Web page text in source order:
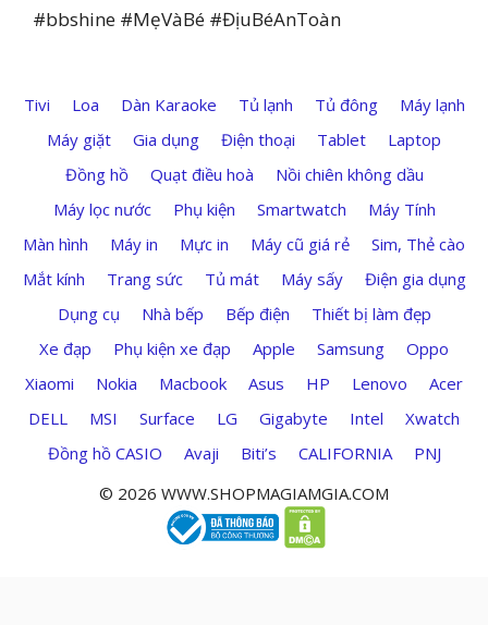
#bbshine #MẹVàBé #ĐịuBéAnToàn
Tivi Loa Dàn Karaoke Tủ lạnh Tủ đông
Máy lạnh
Máy giặt
Gia dụng Điện thoại Tablet
Laptop
Đồng hồ
Quạt điều hoà
Nồi chiên không dầu
Máy lọc nước
Phụ kiện Smartwatch
Máy Tính
Màn hình
Máy in Mực in Máy cũ giá rẻ
Sim, Thẻ cào
Mắt kính
Trang sức Tủ mát Máy sấy
Điện gia dụng
Dụng cụ
Nhà bếp Bếp điện
Thiết bị làm đẹp
Xe đạp
Phụ kiện xe đạp Apple Samsung
Oppo
Xiaomi
Nokia Macbook Asus HP Lenovo
Acer
DELL
MSI Surface LG Gigabyte Intel
Xwatch
Đồng hồ CASIO
Avaji Biti’s CALIFORNIA
PNJ
© 2026 WWW.SHOPMAGIAMGIA.COM